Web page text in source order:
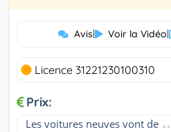
Avis| Voir la Vidéo|
Licence 31221230100310
Prix:
Les voitures neuves vont de